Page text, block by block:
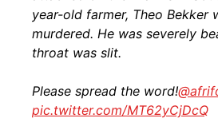
year-old farmer, Theo Bekker
murdered. He was severely
throat was slit.
Please spread the word!
pic.twitter.com/MT62yCjDcQ